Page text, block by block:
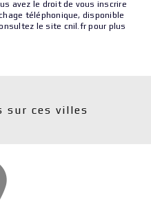
avez le droit de vous inscrire
téléphonique, disponible
le site cnil.fr pour plus
sur ces villes